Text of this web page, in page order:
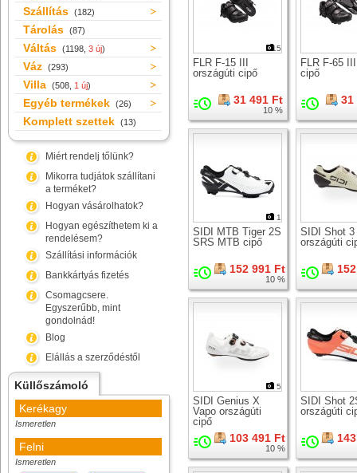
Szállítás (182)
Tárolás (87)
Váltás (1198, 3 új)
Váz (293)
Villa (508, 1 új)
Egyéb termékek (26)
Komplett szettek (13)
Miért rendelj tőlünk?
Mikorra tudjátok szállítani
a terméket?
Hogyan vásárolhatok?
Hogyan egészíthetem ki a
rendelésem?
Szállítási információk
Bankkártyás fizetés
Csomagcsere.
Egyszerűbb, mint
gondolnád!
Blog
Elállás a szerződéstől
Küllőszámoló
Kerékagy
Ismeretlen
Felni
Ismeretlen
15
FLR F-15 III
országúti cipő
31 491 Ft
10 %
FLR F-65
cipő
31
1
SIDI MTB Tiger 2S
SRS MTB cipő
152 991 Ft
10 %
SIDI Shot 3
országúti
5
SIDI Genius X
Vapo országúti
cipő
103 491 Ft
10 %
SIDI Shot
országúti